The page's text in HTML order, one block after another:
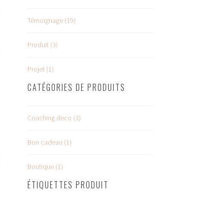
Témoignage (19)
Produit (3)
Projet (1)
CATÉGORIES DE PRODUITS
Coaching deco (3)
Bon cadeau (1)
Boutique (1)
ÉTIQUETTES PRODUIT